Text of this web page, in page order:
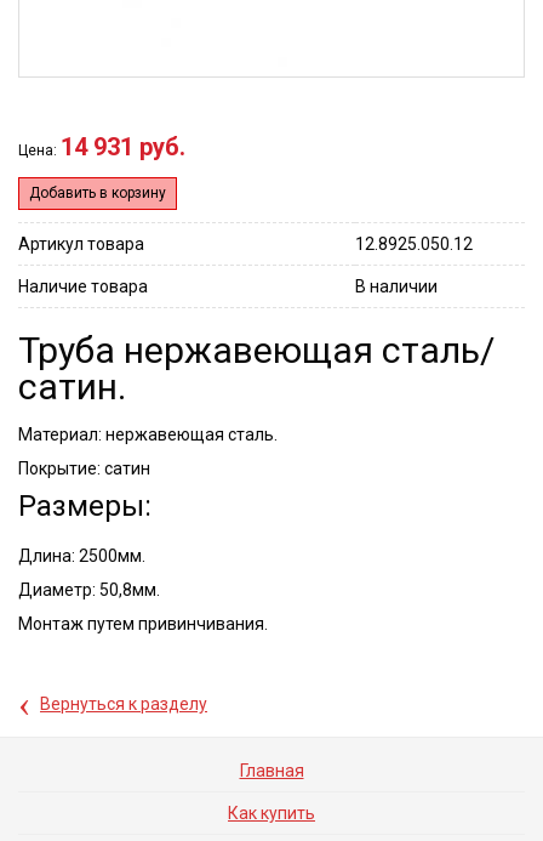
Цена: 14 931 руб.
Добавить в корзину
Артикул товара 12.8925.050.12
Наличие товара В наличии
Труба нержавеющая сталь/
сатин.
Материал: нержавеющая сталь.
Покрытие: сатин
Размеры:
Длина: 2500мм.
Диаметр: 50,8мм.
Монтаж путем привинчивания.
‹ Вернуться к разделу
Главная
Как купить